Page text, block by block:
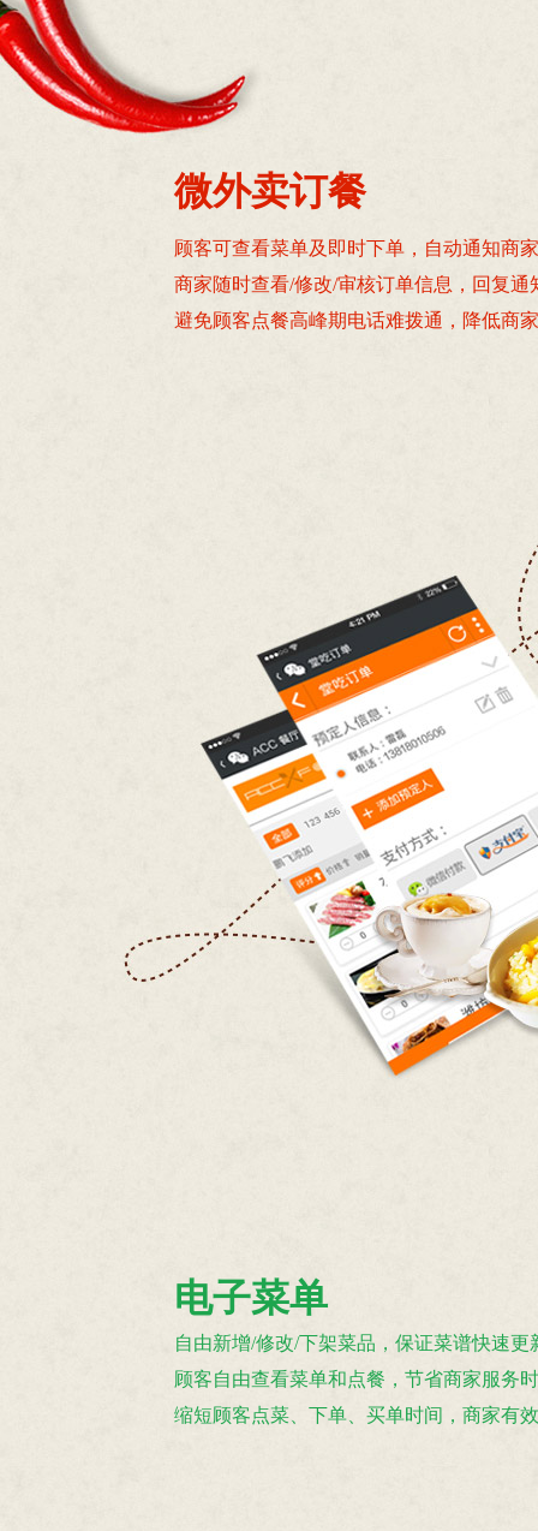
微外卖订餐
顾客可查看菜单及即时下单，自动通知商家
商家随时查看/修改/审核订单信息，回复通
避免顾客点餐高峰期电话难拨通，降低商
电子菜单
自由新增/修改/下架菜品，保证菜谱快速更
顾客自由查看菜单和点餐，节省商家服务
缩短顾客点菜、下单、买单时间，商家有